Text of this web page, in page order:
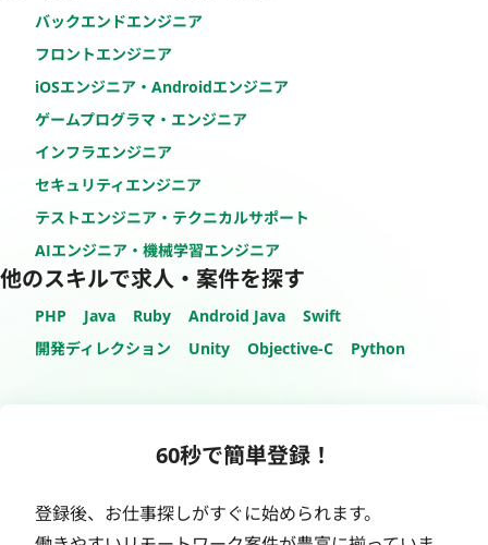
バックエンドエンジニア
フロントエンジニア
iOSエンジニア・Androidエンジニア
ゲームプログラマ・エンジニア
インフラエンジニア
セキュリティエンジニア
テストエンジニア・テクニカルサポート
AIエンジニア・機械学習エンジニア
他のスキルで求人・案件を探す
PHP Java Ruby Android Java
Swift
開発ディレクション
Unity Objective-C Python
60秒で簡単登録！
登録後、お仕事探しがすぐに始められます。